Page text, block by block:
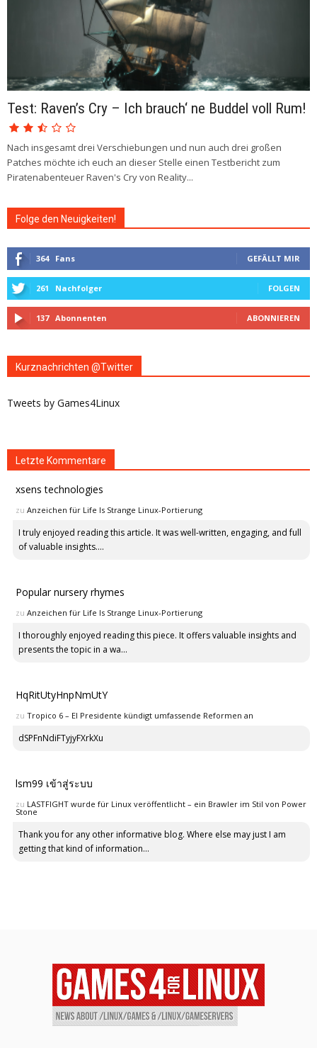
Test: Raven’s Cry – Ich brauch‘ ne Buddel voll Rum!
Nach insgesamt drei Verschiebungen und nun auch drei großen
Patches möchte ich euch an dieser Stelle einen Testbericht zum
Piratenabenteuer Raven's Cry von Reality...
Folge den Neuigkeiten!
364 Fans GEFÄLLT MIR
261 Nachfolger FOLGEN
137 Abonnenten ABONNIEREN
Kurznachrichten @Twitter
Tweets by Games4Linux
Letzte Kommentare
xsens technologies
zu Anzeichen für Life Is Strange Linux-Portierung
I truly enjoyed reading this article. It was well-written, engaging, and full
of valuable insights....
Popular nursery rhymes
zu Anzeichen für Life Is Strange Linux-Portierung
I thoroughly enjoyed reading this piece. It offers valuable insights and
presents the topic in a wa...
HqRitUtyHnpNmUtY
zu Tropico 6 – El Presidente kündigt umfassende Reformen an
dSPFnNdiFTyjyFXrkXu
lsm99 เข้าสู่ระบบ
zu LASTFIGHT wurde für Linux veröffentlicht – ein Brawler im Stil von Power
Stone
Thank you for any other informative blog. Where else may just I am
getting that kind of information...